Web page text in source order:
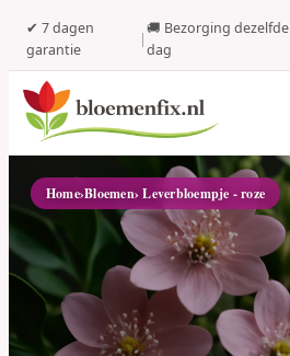
✔ 7 dagen
garantie
|
🚚 Bezorging dezelfde
dag
Home›Bloemen› Leverbloempje - roze